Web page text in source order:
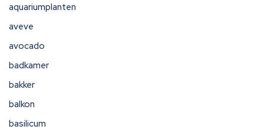
aquariumplanten
aveve
avocado
badkamer
bakker
balkon
basilicum